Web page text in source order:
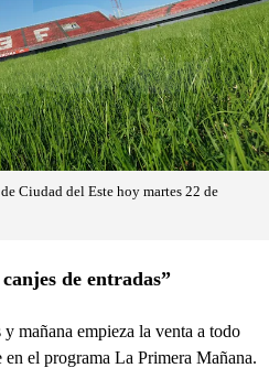
Ciudad del Este hoy martes 22 de
de entradas”
mañana empieza la venta a todo
el programa La Primera Mañana.